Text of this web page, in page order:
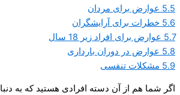
5.5 عوارض برای مردان
5.6 خطرات برای آرایشگران
5.7 عوارض برای افراد زیر 18 سال
5.8 عوارض در دوران بارداری
5.9 مشکلات تنفسی
اگر شما هم از آن دسته افرادی هستید که به